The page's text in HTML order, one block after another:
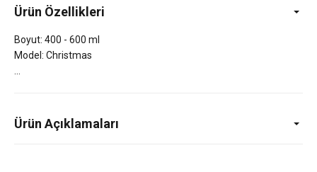
Ürün Özellikleri
Boyut: 400 - 600 ml
Model: Christmas
Ürün Açıklamaları